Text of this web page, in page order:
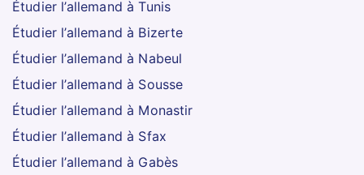
Étudier l’allemand à Tunis
Étudier l’allemand à Bizerte
Étudier l’allemand à Nabeul
Étudier l’allemand à Sousse
Étudier l’allemand à Monastir
Étudier l’allemand à Sfax
Étudier l’allemand à Gabès